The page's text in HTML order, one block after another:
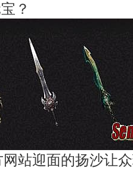
？
站迎面的扬沙让